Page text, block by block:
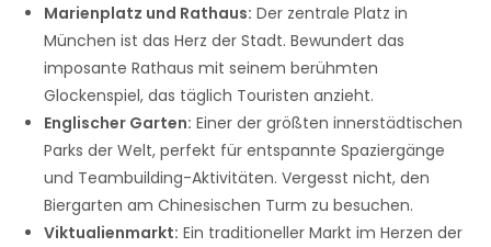
Marienplatz und Rathaus: Der zentrale Platz in
München ist das Herz der Stadt. Bewundert das
imposante Rathaus mit seinem berühmten
Glockenspiel, das täglich Touristen anzieht.
Englischer Garten: Einer der größten innerstädtischen
Parks der Welt, perfekt für entspannte Spaziergänge
und Teambuilding-Aktivitäten. Vergesst nicht, den
Biergarten am Chinesischen Turm zu besuchen.
Viktualienmarkt: Ein traditioneller Markt im Herzen der